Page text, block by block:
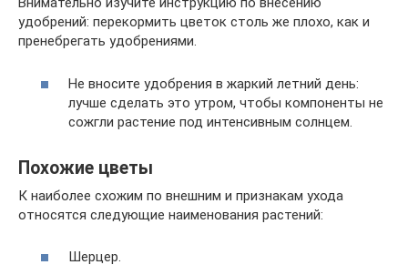
удобрений: перекормить цветок столь же плохо, как и
пренебрегать удобрениями.
Не вносите удобрения в жаркий летний день:
лучше сделать это утром, чтобы компоненты не
сожгли растение под интенсивным солнцем.
Похожие цветы
К наиболее схожим по внешним и признакам ухода
относятся следующие наименования растений:
Шерцер.